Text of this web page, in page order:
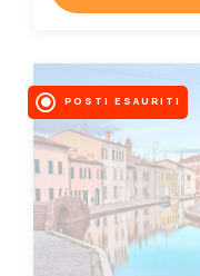
POSTI ESAURITI